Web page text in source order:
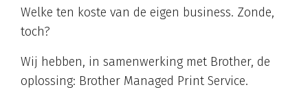
Welke ten koste van de eigen business. Zonde,
toch?
Wij hebben, in samenwerking met Brother, de
oplossing: Brother Managed Print Service.